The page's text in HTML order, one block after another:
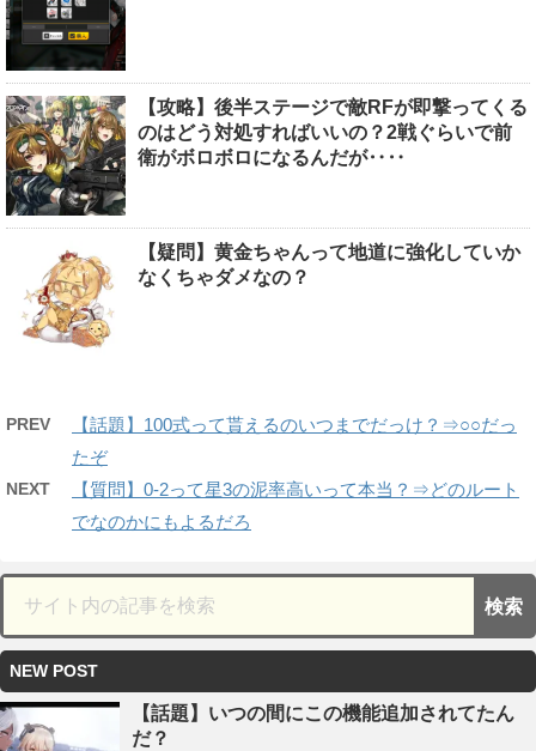
【攻略】後半ステージで敵RFが即撃ってくる
のはどう対処すればいいの？2戦ぐらいで前
衛がボロボロになるんだが‥‥
【疑問】黄金ちゃんって地道に強化していか
なくちゃダメなの？
PREV
【話題】100式って貰えるのいつまでだっけ？⇒○○だっ
たぞ
NEXT
【質問】0-2って星3の泥率高いって本当？⇒どのルート
でなのかにもよるだろ
NEW POST
【話題】いつの間にこの機能追加されてたん
だ？